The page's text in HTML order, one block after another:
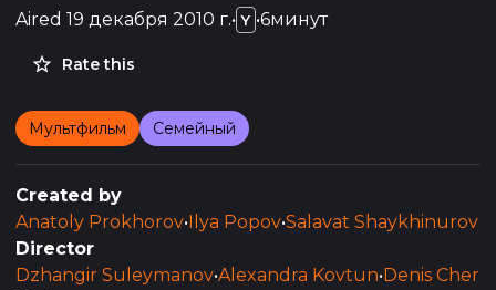
Aired 19 декабря 2010 г.• Y •6минут
Rate this
Мультфильм Семейный
Created by
Anatoly Prokhorov• Ilya Popov•Salavat Shaykhinurov
Director
Dzhangir Suleymanov•Alexandra Kovtun• Denis